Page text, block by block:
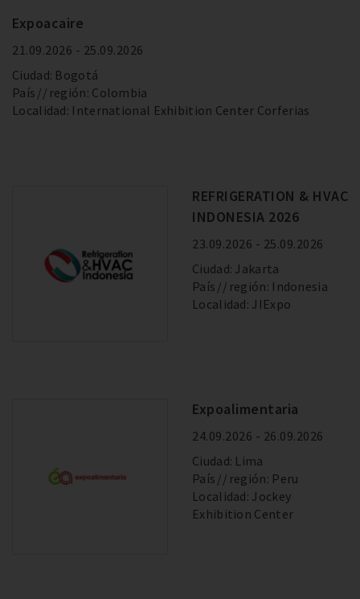
Expoacaire
21.09.2026 - 25.09.2026
Ciudad: Bogotá
País
región: Colombia
Localidad: International Exhibition Center Corferias
REFRIGERATION & HVAC
INDONESIA 2026
23.09.2026 - 25.09.2026
Ciudad: Jakarta
País
región: Indonesia
Localidad: JIExpo
Expoalimentaria
24.09.2026 - 26.09.2026
Ciudad: Lima
País
región: Peru
Localidad: Jockey
Exhibition Center